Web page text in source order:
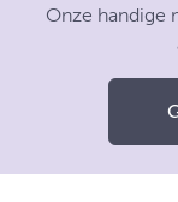
Onze handige